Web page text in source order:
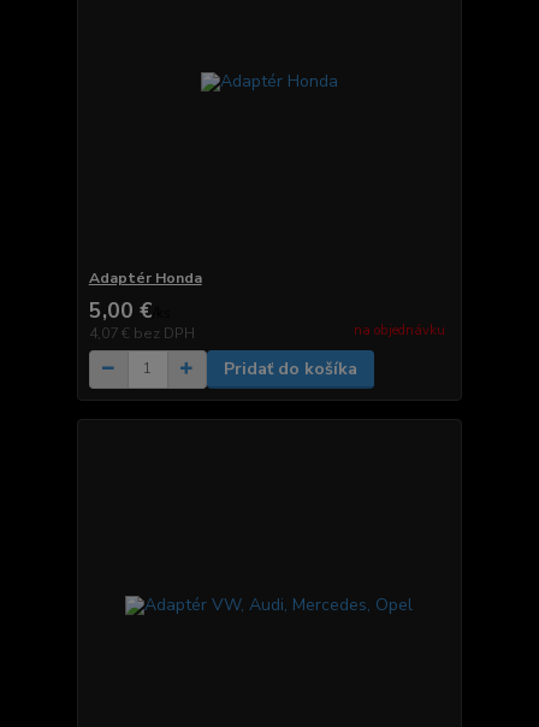
Adaptér Honda
5,00 €
4,07 € bez DPH na objednávku
Pridať do košíka